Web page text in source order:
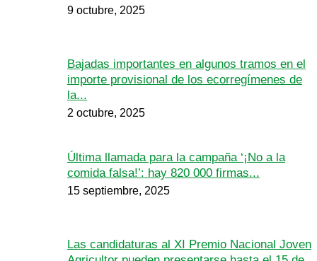
9 octubre, 2025
Bajadas importantes en algunos tramos en el
importe provisional de los ecorregímenes de
la...
2 octubre, 2025
Última llamada para la campaña ‘¡No a la
comida falsa!’: hay 820 000 firmas...
15 septiembre, 2025
Las candidaturas al XI Premio Nacional Joven